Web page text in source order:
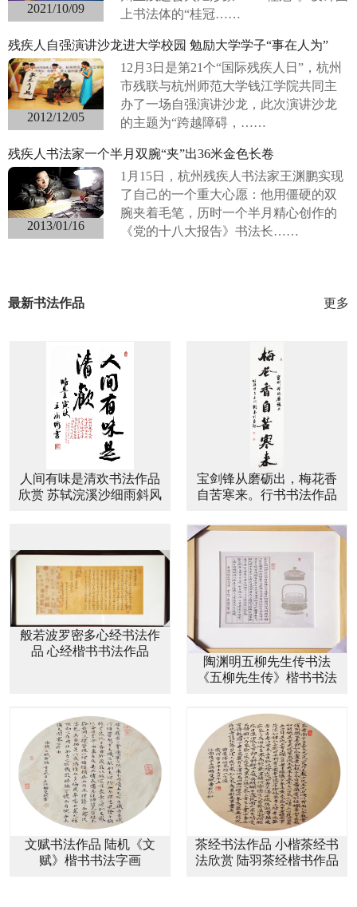
2021/10/09
上书法体的“桂冠……
残疾人自强演讲沙龙进大学校园 勉励大学学子“事在人为”
2012/12/05
12月3日是第21个“国际残疾人日”，杭州
市残联与杭州师范大学钱江学院共同主
办了一场自强演讲沙龙，此次演讲沙龙
的主题为“跨越障碍，……
残疾人书法家一个半月双腕“夹”出36米金色长卷
2013/01/16
1月15日，杭州残疾人书法家王渊鹏实现
了自己的一个重大心愿：他用僵硬的双
腕夹着毛笔，历时一个半月精心创作的
《党的十八大报告》书法长……
更多
最新书法作品
人间有味是清欢书法作品
欣赏 苏轼浣溪沙细雨斜风
宝剑锋从磨砺出，梅花香
自苦寒来。行书书法作品
般若波罗密多心经书法作
品 心经楷书书法作品
陶渊明五柳先生传书法
《五柳先生传》楷书书法
文赋书法作品 陆机《文
赋》楷书书法字画
茶经书法作品 小楷茶经书
法欣赏 陆羽茶经楷书作品